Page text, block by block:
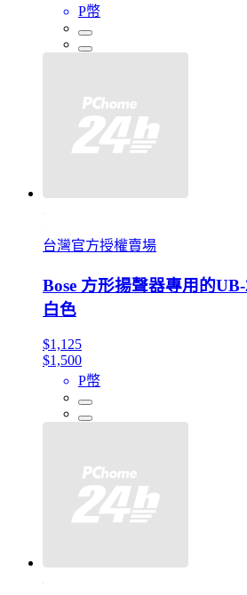
P幣
台灣官方授權賣場
Bose 方形揚聲器專用的
白色
$1,125
$1,500
P幣